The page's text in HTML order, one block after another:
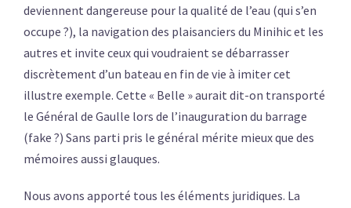
deviennent dangereuse pour la qualité de l’eau (qui s’en
occupe ?), la navigation des plaisanciers du Minihic et les
autres et invite ceux qui voudraient se débarrasser
discrètement d’un bateau en fin de vie à imiter cet
illustre exemple. Cette « Belle » aurait dit-on transporté
le Général de Gaulle lors de l’inauguration du barrage
(fake ?) Sans parti pris le général mérite mieux que des
mémoires aussi glauques.
Nous avons apporté tous les éléments juridiques. La